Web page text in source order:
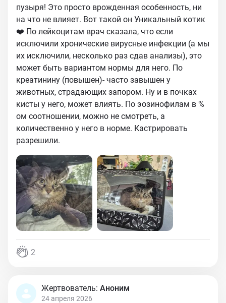
пузыря! Это просто врожденная особенность, ни
на что не влияет. Вот такой он Уникальный котик
❤️ По лейкоцитам врач сказала, что если
исключили хронические вирусные инфекции (а мы
их исключили, несколько раз сдав анализы), это
может быть вариантом нормы для него. По
креатинину (повышен)- часто завышен у
животных, страдающих запором. Ну и в почках
кисты у него, может влиять. По эозинофилам в %
ом соотношении, можно не смотреть, а
количественно у него в норме. Кастрировать
разрешили.
2
Жертвователь: Аноним
24 апреля 2026